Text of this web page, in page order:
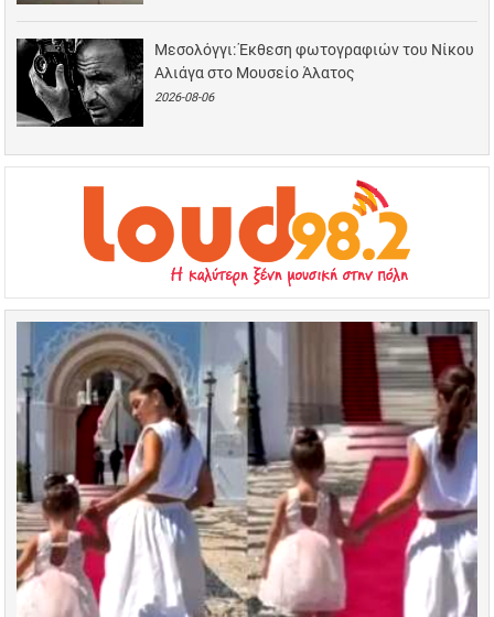
Μεσολόγγι: Έκθεση φωτογραφιών του Νίκου
Αλιάγα στο Μουσείο Άλατος
2026-08-06